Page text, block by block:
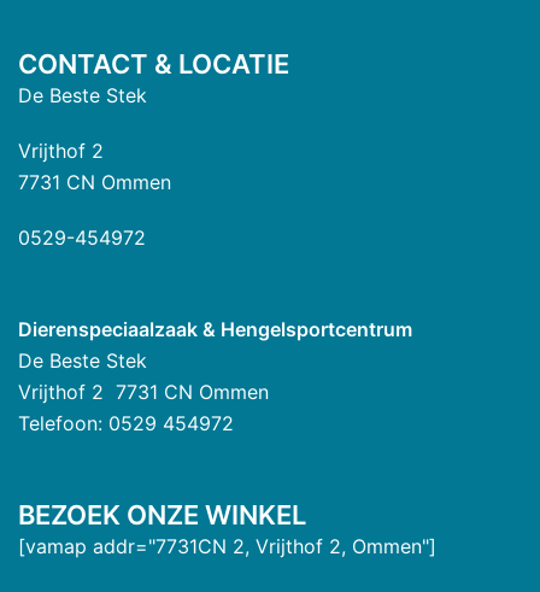
CONTACT & LOCATIE
De Beste Stek
Vrijthof 2
7731 CN Ommen
0529-454972
Dierenspeciaalzaak & Hengelsportcentrum
De Beste Stek
Vrijthof 2 7731 CN Ommen
Telefoon: 0529 454972
BEZOEK ONZE WINKEL
[vamap addr="7731CN 2, Vrijthof 2, Ommen"]